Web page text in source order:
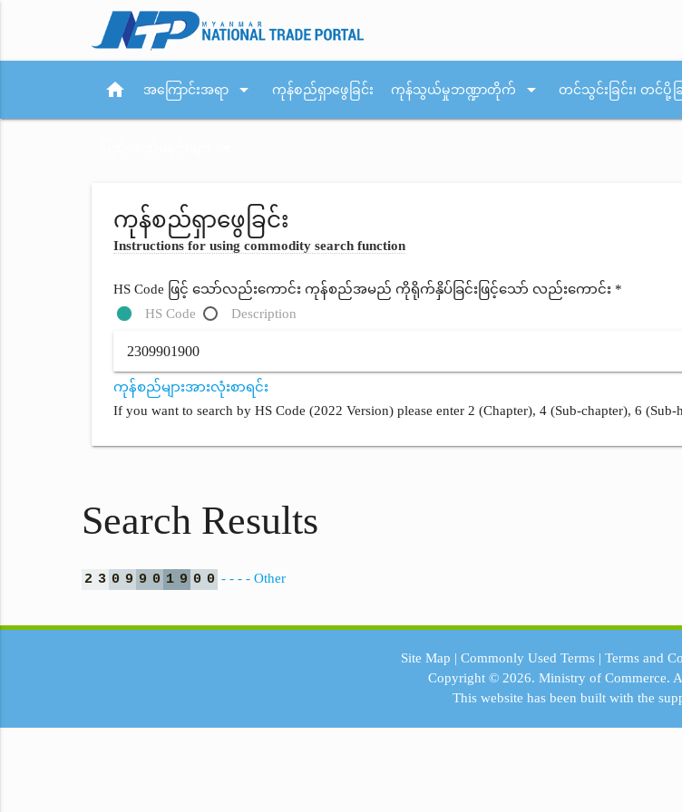
home အကြောင်းအရာ arrow_drop_down ကုန်စည်ရှာဖွေခြင်း ကုန်သွယ်မှုဘဏ္ဍာတိုက် arrow_drop_down တင်သွင်းခြင်း၊ တင်ပို့
ကုန်စည်ရှာဖွေခြင်း
Instructions for using commodity search function
HS Code ဖြင့် သော်လည်းကောင်း ကုန်စည်အမည် ကိုရိုက်နှိပ်ခြင်းဖြင့်သော် လည်းကောင်း *
HS Code
Description
ကုန်စည်များအားလုံးစာရင်း
If you want to search by HS Code (2022 Version) please enter 2 (Chapter), 4 (Sub-chapter), 6
Search Results
2 3 0 9 9 0 1 9 0 0 - - - - Other
Site Map | Commonly Used Terms| Terms and
Copyright © 2026.Ministry of Commerce.
This website has been built with the